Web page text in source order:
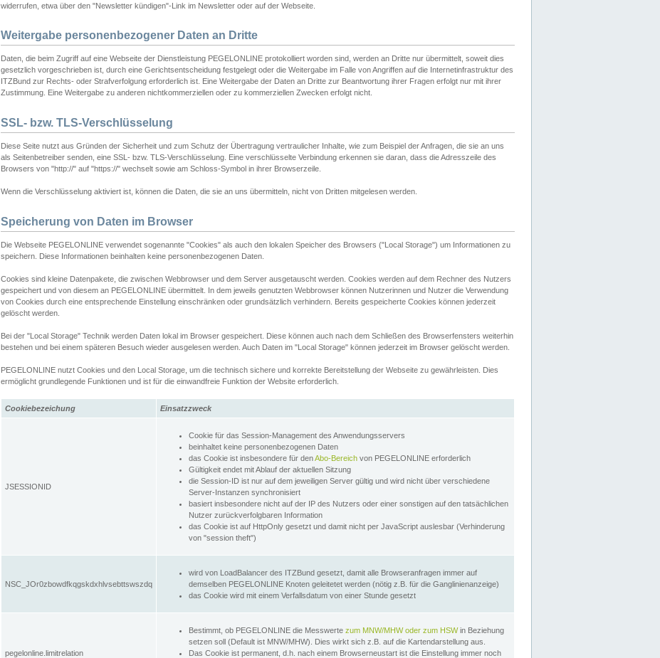
widerrufen, etwa über den "Newsletter kündigen"-Link im Newsletter oder auf der Webseite.
Weitergabe personenbezogener Daten an Dritte
Daten, die beim Zugriff auf eine Webseite der Dienstleistung PEGELONLINE protokolliert worden sind, werden an Dritte nur übermittelt, soweit dies
gesetzlich vorgeschrieben ist, durch eine Gerichtsentscheidung festgelegt oder die Weitergabe im Falle von Angriffen auf die Internetinfrastruktur des
ITZBund zur Rechts- oder Strafverfolgung erforderlich ist. Eine Weitergabe der Daten an Dritte zur Beantwortung ihrer Fragen erfolgt nur mit ihrer
Zustimmung. Eine Weitergabe zu anderen nichtkommerziellen oder zu kommerziellen Zwecken erfolgt nicht.
SSL- bzw. TLS-Verschlüsselung
Diese Seite nutzt aus Gründen der Sicherheit und zum Schutz der Übertragung vertraulicher Inhalte, wie zum Beispiel der Anfragen, die sie an uns
als Seitenbetreiber senden, eine SSL- bzw. TLS-Verschlüsselung. Eine verschlüsselte Verbindung erkennen sie daran, dass die Adresszeile des
Browsers von "http://" auf "https://" wechselt sowie am Schloss-Symbol in ihrer Browserzeile.
Wenn die Verschlüsselung aktiviert ist, können die Daten, die sie an uns übermitteln, nicht von Dritten mitgelesen werden.
Speicherung von Daten im Browser
Die Webseite PEGELONLINE verwendet sogenannte "Cookies" als auch den lokalen Speicher des Browsers ("Local Storage") um Informationen zu
speichern. Diese Informationen beinhalten keine personenbezogenen Daten.
Cookies sind kleine Datenpakete, die zwischen Webbrowser und dem Server ausgetauscht werden. Cookies werden auf dem Rechner des Nutzers
gespeichert und von diesem an PEGELONLINE übermittelt. In dem jeweils genutzten Webbrowser können Nutzerinnen und Nutzer die Verwendung
von Cookies durch eine entsprechende Einstellung einschränken oder grundsätzlich verhindern. Bereits gespeicherte Cookies können jederzeit
gelöscht werden.
Bei der "Local Storage" Technik werden Daten lokal im Browser gespeichert. Diese können auch nach dem Schließen des Browserfensters weiterhin
bestehen und bei einem späteren Besuch wieder ausgelesen werden. Auch Daten im "Local Storage" können jederzeit im Browser gelöscht werden.
PEGELONLINE nutzt Cookies und den Local Storage, um die technisch sichere und korrekte Bereitstellung der Webseite zu gewährleisten. Dies
ermöglicht grundlegende Funktionen und ist für die einwandfreie Funktion der Website erforderlich.
Cookiebezeichung Einsatzzweck
JSESSIONID
Cookie für das Session-Management des Anwendungsservers
beinhaltet keine personenbezogenen Daten
das Cookie ist insbesondere für denAbo-Bereich von PEGELONLINE erforderlich
Gültigkeit endet mit Ablauf der aktuellen Sitzung
die Session-ID ist nur auf dem jeweiligen Server gültig und wird nicht über verschiedene
Server-Instanzen synchronisiert
basiert insbesondere nicht auf der IP des Nutzers oder einer sonstigen auf den tatsächlichen
Nutzer zurückverfolgbaren Information
das Cookie ist auf HttpOnly gesetzt und damit nicht per JavaScript auslesbar (Verhinderung
von "session theft")
NSC_JOr0zbowdfkqgskdxhlvsebttswszdq
wird von LoadBalancer des ITZBund gesetzt, damit alle Browseranfragen immer auf
demselben PEGELONLINE Knoten geleitetet werden (nötig z.B. für die Ganglinienanzeige)
das Cookie wird mit einem Verfallsdatum von einer Stunde gesetzt
pegelonline.limitrelation
Bestimmt, ob PEGELONLINE die Messwerte zum MNW/MHW oder zum HSWin Beziehung
setzen soll (Default ist MNW/MHW). Dies wirkt sich z.B. auf die Kartendarstellung aus.
Das Cookie ist permanent, d.h. nach einem Browserneustart ist die Einstellung immer noch